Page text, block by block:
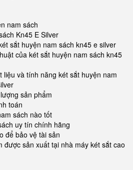
nam sách
Kn45 E Silver
sắt huyện nam sách kn45 e silver
của két sắt huyện nam sách kn45
liệu và tính năng két sắt huyện nam
sản phẩm
toán
sách nào tốt
uy tín chính hãng
để bảo vệ tài sản
được sản xuất tại nhà máy két sắt cao